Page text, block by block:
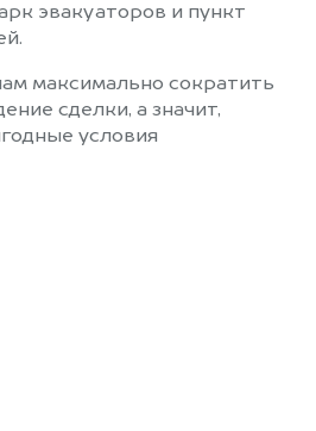
эвакуаторов и пункт
максимально сократить
сделки, а значит,
условия